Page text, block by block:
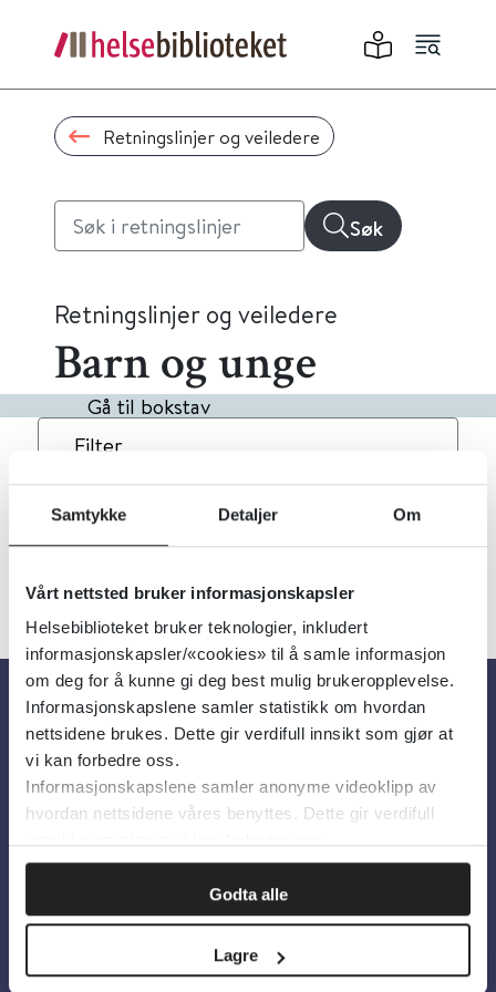
Samtykke Detaljer Om
Vårt nettsted bruker informasjonskapsler
Helsebiblioteket bruker teknologier, inkludert
informasjonskapsler/«cookies» til å samle informasjon
om deg for å kunne gi deg best mulig brukeropplevelse.
Informasjonskapslene samler statistikk om hvordan
nettsidene brukes. Dette gir verdifull innsikt som gjør at
vi kan forbedre oss.
Informasjonskapslene samler anonyme videoklipp av
hvordan nettsidene våres benyttes. Dette gir verdifull
Godta alle
Lagre
Retningslinjer og veiledere
Søk
Retningslinjer og veiledere
Barn og unge
Gå til bokstav
Filter
2Treff Dato Alfabetisk
Om oss
Om Helsebiblioteket
Personvern og informasjonskapsler
Tilgjengelighetserklæring
Information in English
Bilder fra Colourbox.com